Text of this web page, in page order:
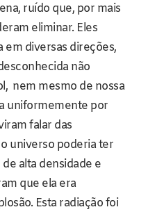
ruído que, por mais
eliminar. Eles
em diversas direções,
não
nem mesmo de nossa
uniformemente por
falar das
universo poderia ter
alta densidade e
que ela era
Esta radiação foi